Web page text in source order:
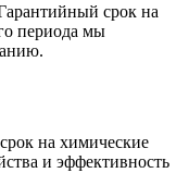
срок на
периода мы
на химические
и эффективность